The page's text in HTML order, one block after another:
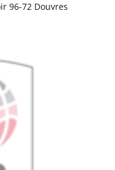
96-72 Douvres